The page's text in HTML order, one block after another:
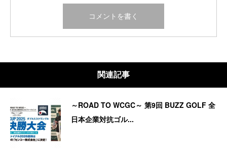
関連記事
～ROAD TO WCGC～ 第9回 BUZZ GOLF 全
日本企業対抗ゴル...